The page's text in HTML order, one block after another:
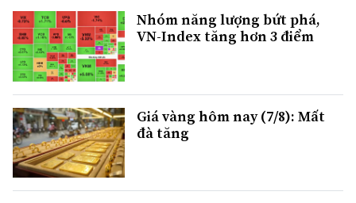
Nhóm năng lượng bứt phá,
VN-Index tăng hơn 3 điểm
Giá vàng hôm nay (7/8): Mất
đà tăng